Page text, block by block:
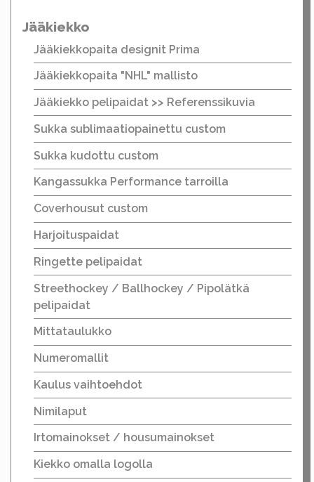
Jääkiekko
Jääkiekkopaita designit Prima
Jääkiekkopaita "NHL" mallisto
Jääkiekko pelipaidat >> Referenssikuvia
Sukka sublimaatiopainettu custom
Sukka kudottu custom
Kangassukka Performance tarroilla
Coverhousut custom
Harjoituspaidat
Ringette pelipaidat
Streethockey / Ballhockey / Pipolätkä
pelipaidat
Mittataulukko
Numeromallit
Kaulus vaihtoehdot
Nimilaput
Irtomainokset / housumainokset
Kiekko omalla logolla